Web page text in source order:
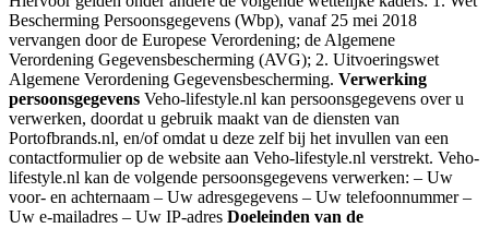
Bescherming Persoonsgegevens (Wbp), vanaf 25 mei 2018
vervangen door de Europese Verordening; de Algemene
Verordening Gegevensbescherming (AVG); 2. Uitvoeringswet
Algemene Verordening Gegevensbescherming. Verwerking
persoonsgegevens Veho-lifestyle.nl kan persoonsgegevens over u
verwerken, doordat u gebruik maakt van de diensten van
Portofbrands.nl, en/of omdat u deze zelf bij het invullen van een
contactformulier op de website aan Veho-lifestyle.nl verstrekt. Veho-
lifestyle.nl kan de volgende persoonsgegevens verwerken: – Uw
voor- en achternaam – Uw adresgegevens – Uw telefoonnummer –
Uw e-mailadres – Uw IP-adres Doeleinden van de